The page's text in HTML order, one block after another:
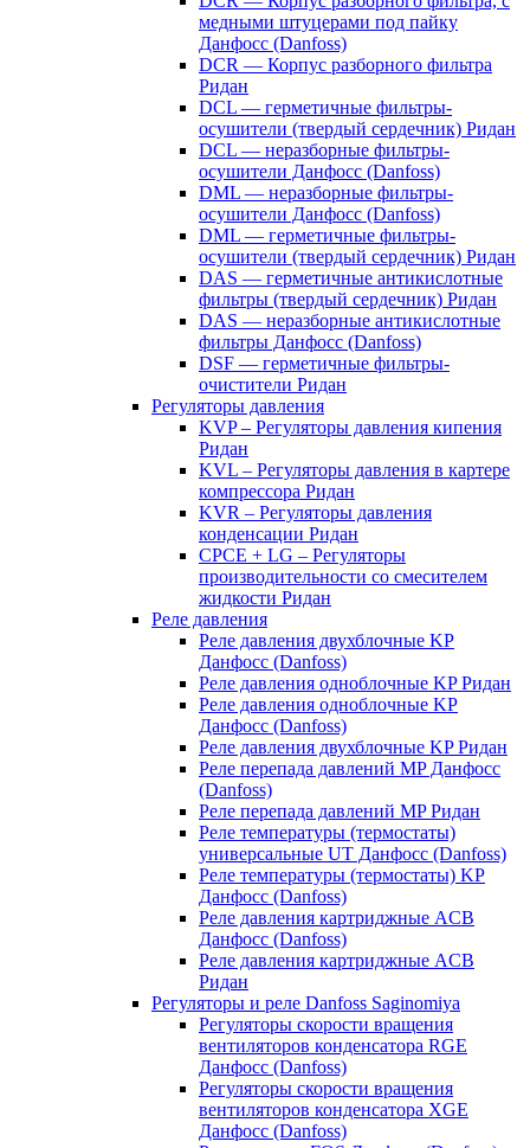
медными штуцерами под пайку
Данфосс (Danfoss)
DCR — Корпус разборного фильтра
Ридан
DCL — герметичные фильтры-
осушители (твердый сердечник) Ридан
DCL — неразборные фильтры-
осушители Данфосс (Danfoss)
DML — неразборные фильтры-
осушители Данфосс (Danfoss)
DML — герметичные фильтры-
осушители (твердый сердечник) Ридан
DAS — герметичные антикислотные
фильтры (твердый сердечник) Ридан
DAS — неразборные антикислотные
фильтры Данфосс (Danfoss)
DSF — герметичные фильтры-
очистители Ридан
Регуляторы давления
KVP – Регуляторы давления кипения
Ридан
KVL – Регуляторы давления в картере
компрессора Ридан
KVR – Регуляторы давления
конденсации Ридан
CPCE + LG – Регуляторы
производительности со смесителем
жидкости Ридан
Реле давления
Реле давления двухблочные KP
Данфосс (Danfoss)
Реле давления одноблочные KP Ридан
Реле давления одноблочные KP
Данфосс (Danfoss)
Реле давления двухблочные KP Ридан
Реле перепада давлений MP Данфосс
(Danfoss)
Реле перепада давлений MP Ридан
Реле температуры (термостаты)
универсальные UT Данфосс (Danfoss)
Реле температуры (термостаты) KP
Данфосс (Danfoss)
Реле давления картриджные ACB
Данфосс (Danfoss)
Реле давления картриджные ACB
Ридан
Регуляторы и реле Danfoss Saginomiya
Регуляторы скорости вращения
вентиляторов конденсатора RGE
Данфосс (Danfoss)
Регуляторы скорости вращения
вентиляторов конденсатора XGE
Данфосс (Danfoss)